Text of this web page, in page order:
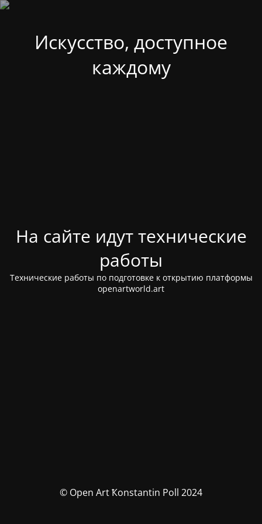
Искусство, доступное
каждому
На сайте идут технические
работы
Технические работы по подготовке к открытию платформы
openartworld.art
© Open Art Ҟonstantin Poll 2024